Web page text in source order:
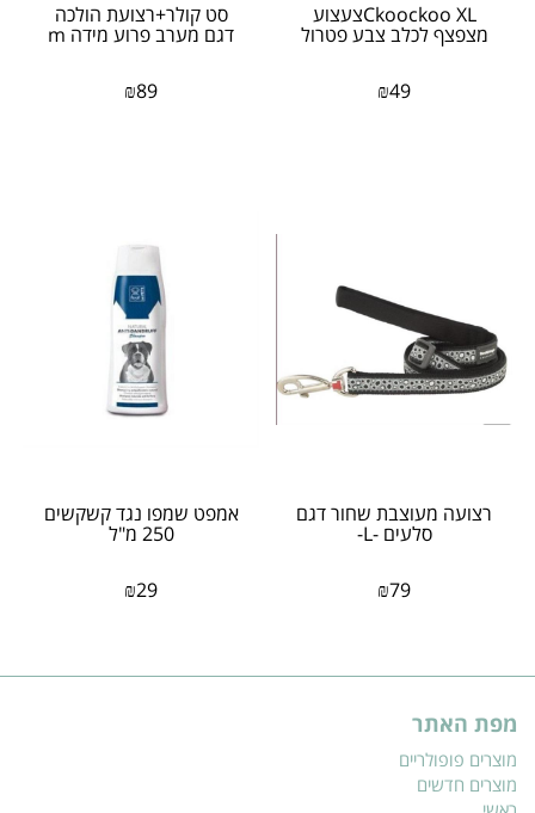
Ckoockoo XLצעצוע
מצפצף לכלב צבע פטרול
₪49
סט קולר+רצועת הולכה
דגם מערב פרוע מידה m
₪89
רצועה מעוצבת שחור דגם
סלעים -L-
₪79
אמפט שמפו נגד קשקשים
250 מ"ל
₪29
מפת האתר
מוצרים פופולריים
מוצרים חדשים